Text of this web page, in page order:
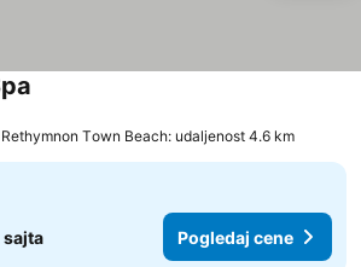
Rethymnon Τown Beach: udaljenost 4.6 km
sajta Pogledaj cene